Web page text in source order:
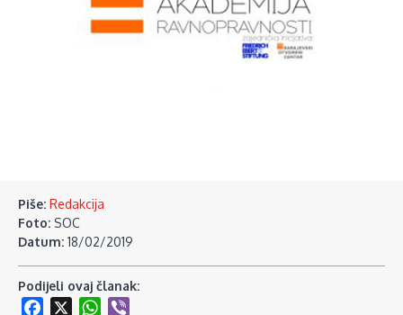
Piše: Redakcija
Foto: SOC
Datum: 18/02/2019
Podijeli ovaj članak:
Facebook
WhatsApp